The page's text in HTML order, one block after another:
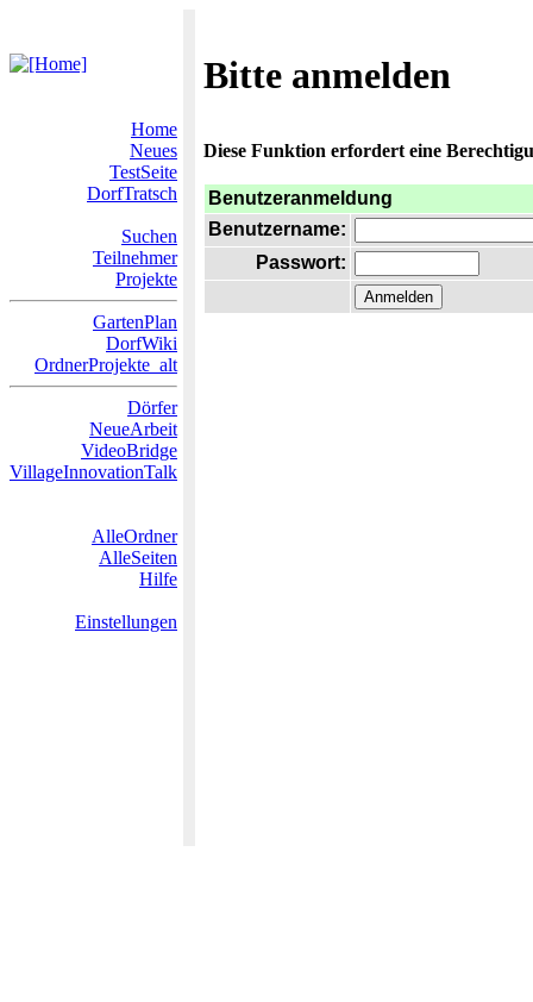
Bitte anmelden
Home
Neues
TestSeite
DorfTratsch
Suchen
Teilnehmer
Projekte
GartenPlan
DorfWiki
OrdnerProjekte_alt
Dörfer
NeueArbeit
VideoBridge
VillageInnovationTalk
AlleOrdner
AlleSeiten
Hilfe
Einstellungen
Diese Funktion erfordert eine
Benutzeranmeldung
Benutzername:
Passwort: